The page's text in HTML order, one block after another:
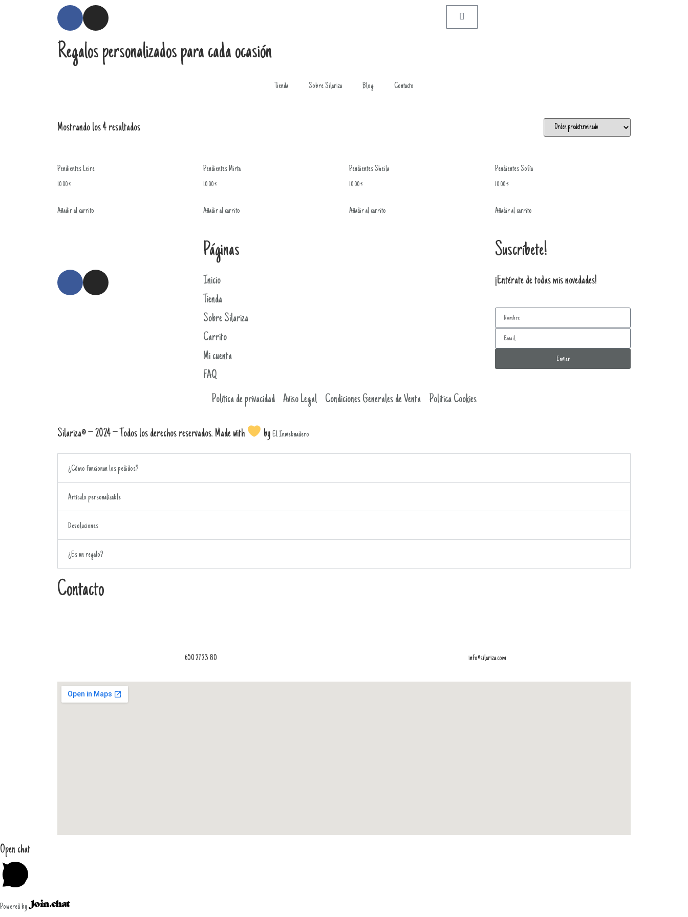
Regalos personalizados para cada ocasión
Tienda Sobre Silariza Blog Contacto
Mostrando los 4 resultados
Pendientes Leire
10.00€
Añadir al carrito
Pendientes Mirta
10.00€
Añadir al carrito
Pendientes Sheila
10.00€
Añadir al carrito
Pendientes Sofía
10.00€
Añadir al carrito
Páginas
Inicio
Tienda
Sobre Silariza
Carrito
Mi cuenta
FAQ
Suscríbete!
¡Entérate de todas mis novedades!
Enviar
Política de privacidad Aviso Legal Condiciones Generales de Venta Política Cookies
Silariza® – 2024 – Todos los derechos reservados. Made with by El Inwebnadero
¿Cómo funcionan los pedidos?
Artículo personalizable
Devoluciones
¿Es un regalo?
Contacto
650 27 23 80 info@silariza.com
Open chat
Powered by